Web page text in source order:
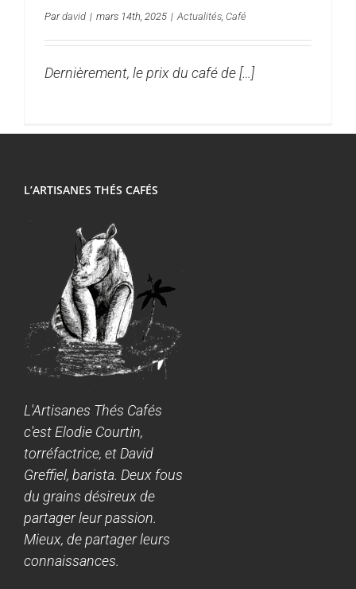
Pardavid | mars 14th, 2025 | Actualités Café
Dernièrement, le prix du café de […]
L’ARTISANES THÉS CAFÉS
L'Artisanes Thés Cafés
c'est Elodie Courtin,
torréfactrice, et David
Greffiel, barista. Deux fous
du grains désireux de
partager leur passion.
Mieux, de partager leurs
connaissances.